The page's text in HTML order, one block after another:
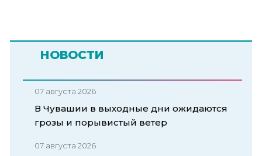
НОВОСТИ
07 августа 2026
В Чувашии в выходные дни ожидаются
грозы и порывистый ветер
07 августа 2026